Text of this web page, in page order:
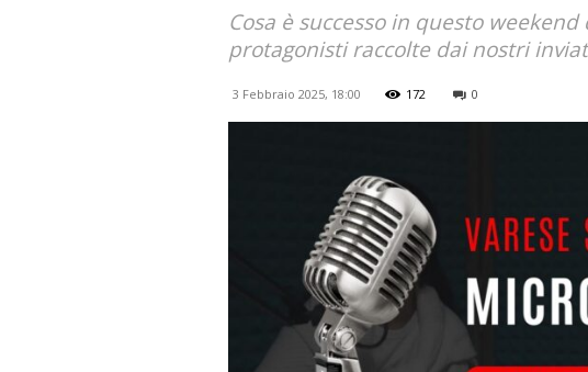
Cosa è successo in questo
protagonisti raccolte dai nostri
3 Febbraio 2025, 18:00 172 0